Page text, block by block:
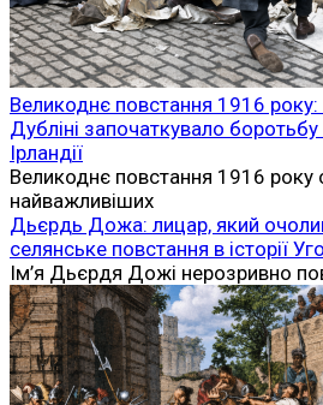
Великоднє повстання 1916 року:
Дубліні започаткувало
Ірландії
Великоднє повстання 1916 року
найважливіших
Дьєрдь Дожа: лицар, який
селянське повстання в історії
Ім’я Дьєрдя Дожі нерозривно